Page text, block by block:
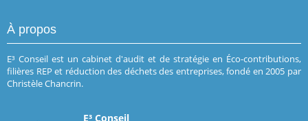
À propos
E³ Conseil est un cabinet d'audit et de stratégie en Éco-contributions,
filières REP et réduction des déchets des entreprises, fondé en 2005 par
Christèle Chancrin.
E³ Conseil